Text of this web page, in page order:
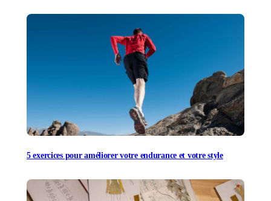
5 exercices pour améliorer votre endurance et votre style